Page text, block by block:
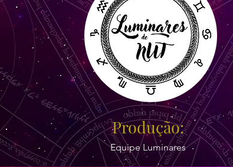
Produção:
Equipe Luminares